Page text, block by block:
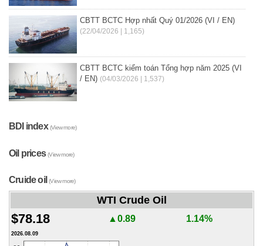
CBTT BCTC Hợp nhất Quý 01/2026 (VI / EN)
(22/04/2026 | 1,165)
CBTT BCTC kiểm toán Tổng hợp năm 2025 (VI
/ EN) (04/03/2026 | 1,537)
BDI index(View more)
Oil prices(View more)
Cruide oil(View more)
WTI Crude Oil
$78.18 ▲0.89 1.14%
2026.08.09